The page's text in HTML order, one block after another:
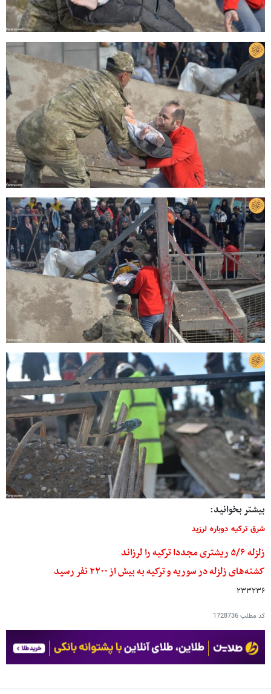
بیشتر بخوانید:
شرق ترکیه دوباره لرزید
زلزله ۵/۶ ریشتری مجددا ترکیه را لرزاند
کشته‌های زلزله در سوریه و ترکیه به بیش از ۲۲۰۰ نفر رسید
۲۳۳۲۳۶
کد مطلب1728736